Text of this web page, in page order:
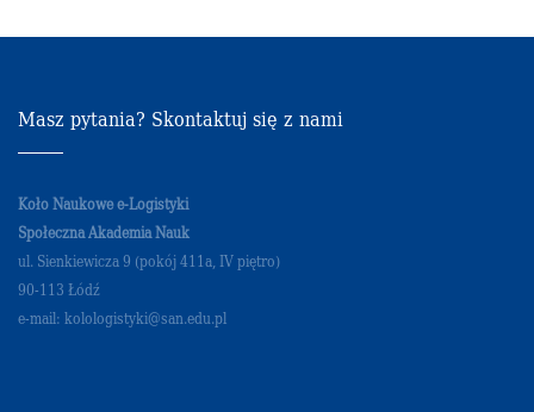
Masz pytania? Skontaktuj się z nami
Koło Naukowe e-Logistyki
Społeczna Akademia Nauk
ul. Sienkiewicza 9 (pokój 411a, IV piętro)
90-113 Łódź
e-mail: kolologistyki@san.edu.pl